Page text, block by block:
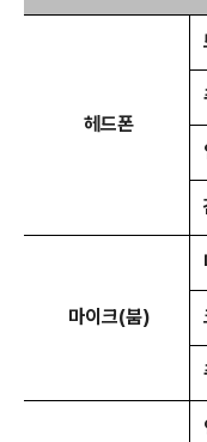
헤드폰
마이크(붐)